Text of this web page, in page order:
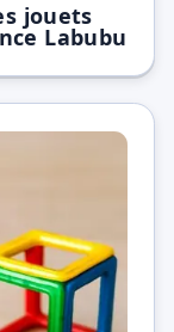
jouets
Labubu